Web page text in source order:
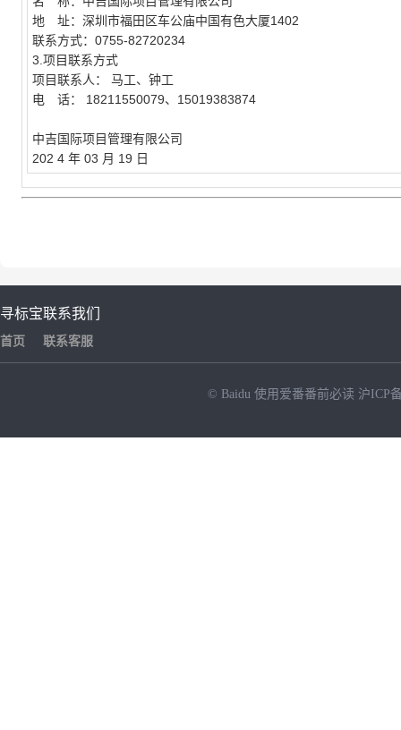
地 址：深圳市福田区车公庙中国有色大厦1402
联系方式：0755-82720234
3.项目联系方式
项目联系人：
马工、钟工
电 话：
18211550079、15019383874
中吉国际项目管理有限公司
202 4 年 03 月 19 日
寻标宝
首页
联系我们
联系客服
© Baidu 使用爱番番前必读 沪ICP